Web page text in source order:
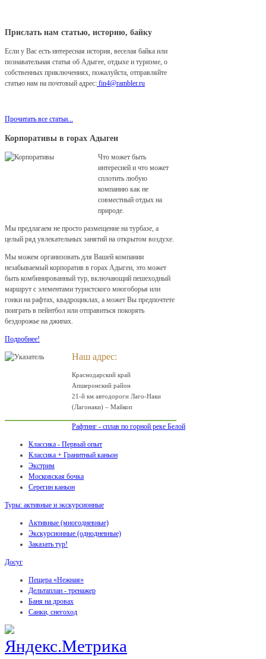
Прислать нам статью, историю, байку
Если у Вас есть интересная история, веселая байка или
познавательная статья об Адыгее, отдыхе и туризме, о
собственных приключениях, пожалуйста, отправляйте
статью нам на почтовый адрес: fin4@rambler.ru
Прочитать все статьи...
Корпоративы в горах Адыгеи
Что может быть
интересней и что может
сплотить любую
компанию как не
совместный отдых на
природе.
Мы предлагаем не просто размещение на турбазе, а
целый ряд увлекательных занятий на открытом воздухе.
Мы можем организовать для Вашей компании
незабываемый корпоратив в горах Адыгеи, это может
быть комбинированный тур, включающий пешеходный
маршрут с элементами туристского многоборья или
гонки на рафтах, квадроциклах, а может Вы предпочтете
поиграть в пейнтбол или отправиться покорять
бездорожье на джипах.
Подробнее!
Наш адрес:
Краснодарский край
Апшеронский район
21-й км автодороги Лаго-Наки
(Лагонаки) – Майкоп
Рафтинг - сплав по горной реке Белой
Классика - Первый опыт
Классика + Гранитный каньон
Экстрим
Московская бочка
Серегин каньон
Туры: активные и экскурсионные
Активные (многодневные)
Экскурсионные (однодневные)
Заказать тур!
Досуг
Пещера «Нежная»
Дельтаплан - тренажер
Баня на дровах
Cанки, снегоход